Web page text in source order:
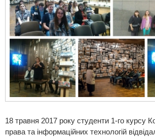
18 травня 2017 року студенти 1-го курсу
права та інформаційних технологій